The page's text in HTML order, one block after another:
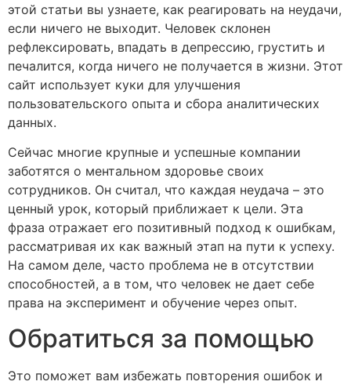
этой статьи вы узнаете, как реагировать на неудачи,
если ничего не выходит. Человек склонен
рефлексировать, впадать в депрессию, грустить и
печалится, когда ничего не получается в жизни. Этот
сайт использует куки для улучшения
пользовательского опыта и сбора аналитических
данных.
Сейчас многие крупные и успешные компании
заботятся о ментальном здоровье своих
сотрудников. Он считал, что каждая неудача – это
ценный урок, который приближает к цели. Эта
фраза отражает его позитивный подход к ошибкам,
рассматривая их как важный этап на пути к успеху.
На самом деле, часто проблема не в отсутствии
способностей, а в том, что человек не дает себе
права на эксперимент и обучение через опыт.
Обратиться за помощью
Это поможет вам избежать повторения ошибок и